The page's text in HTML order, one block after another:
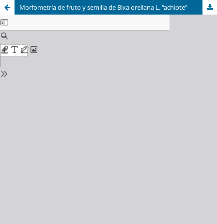
Morfometría de fruto y semilla de Bixa orellana L. “achiote”